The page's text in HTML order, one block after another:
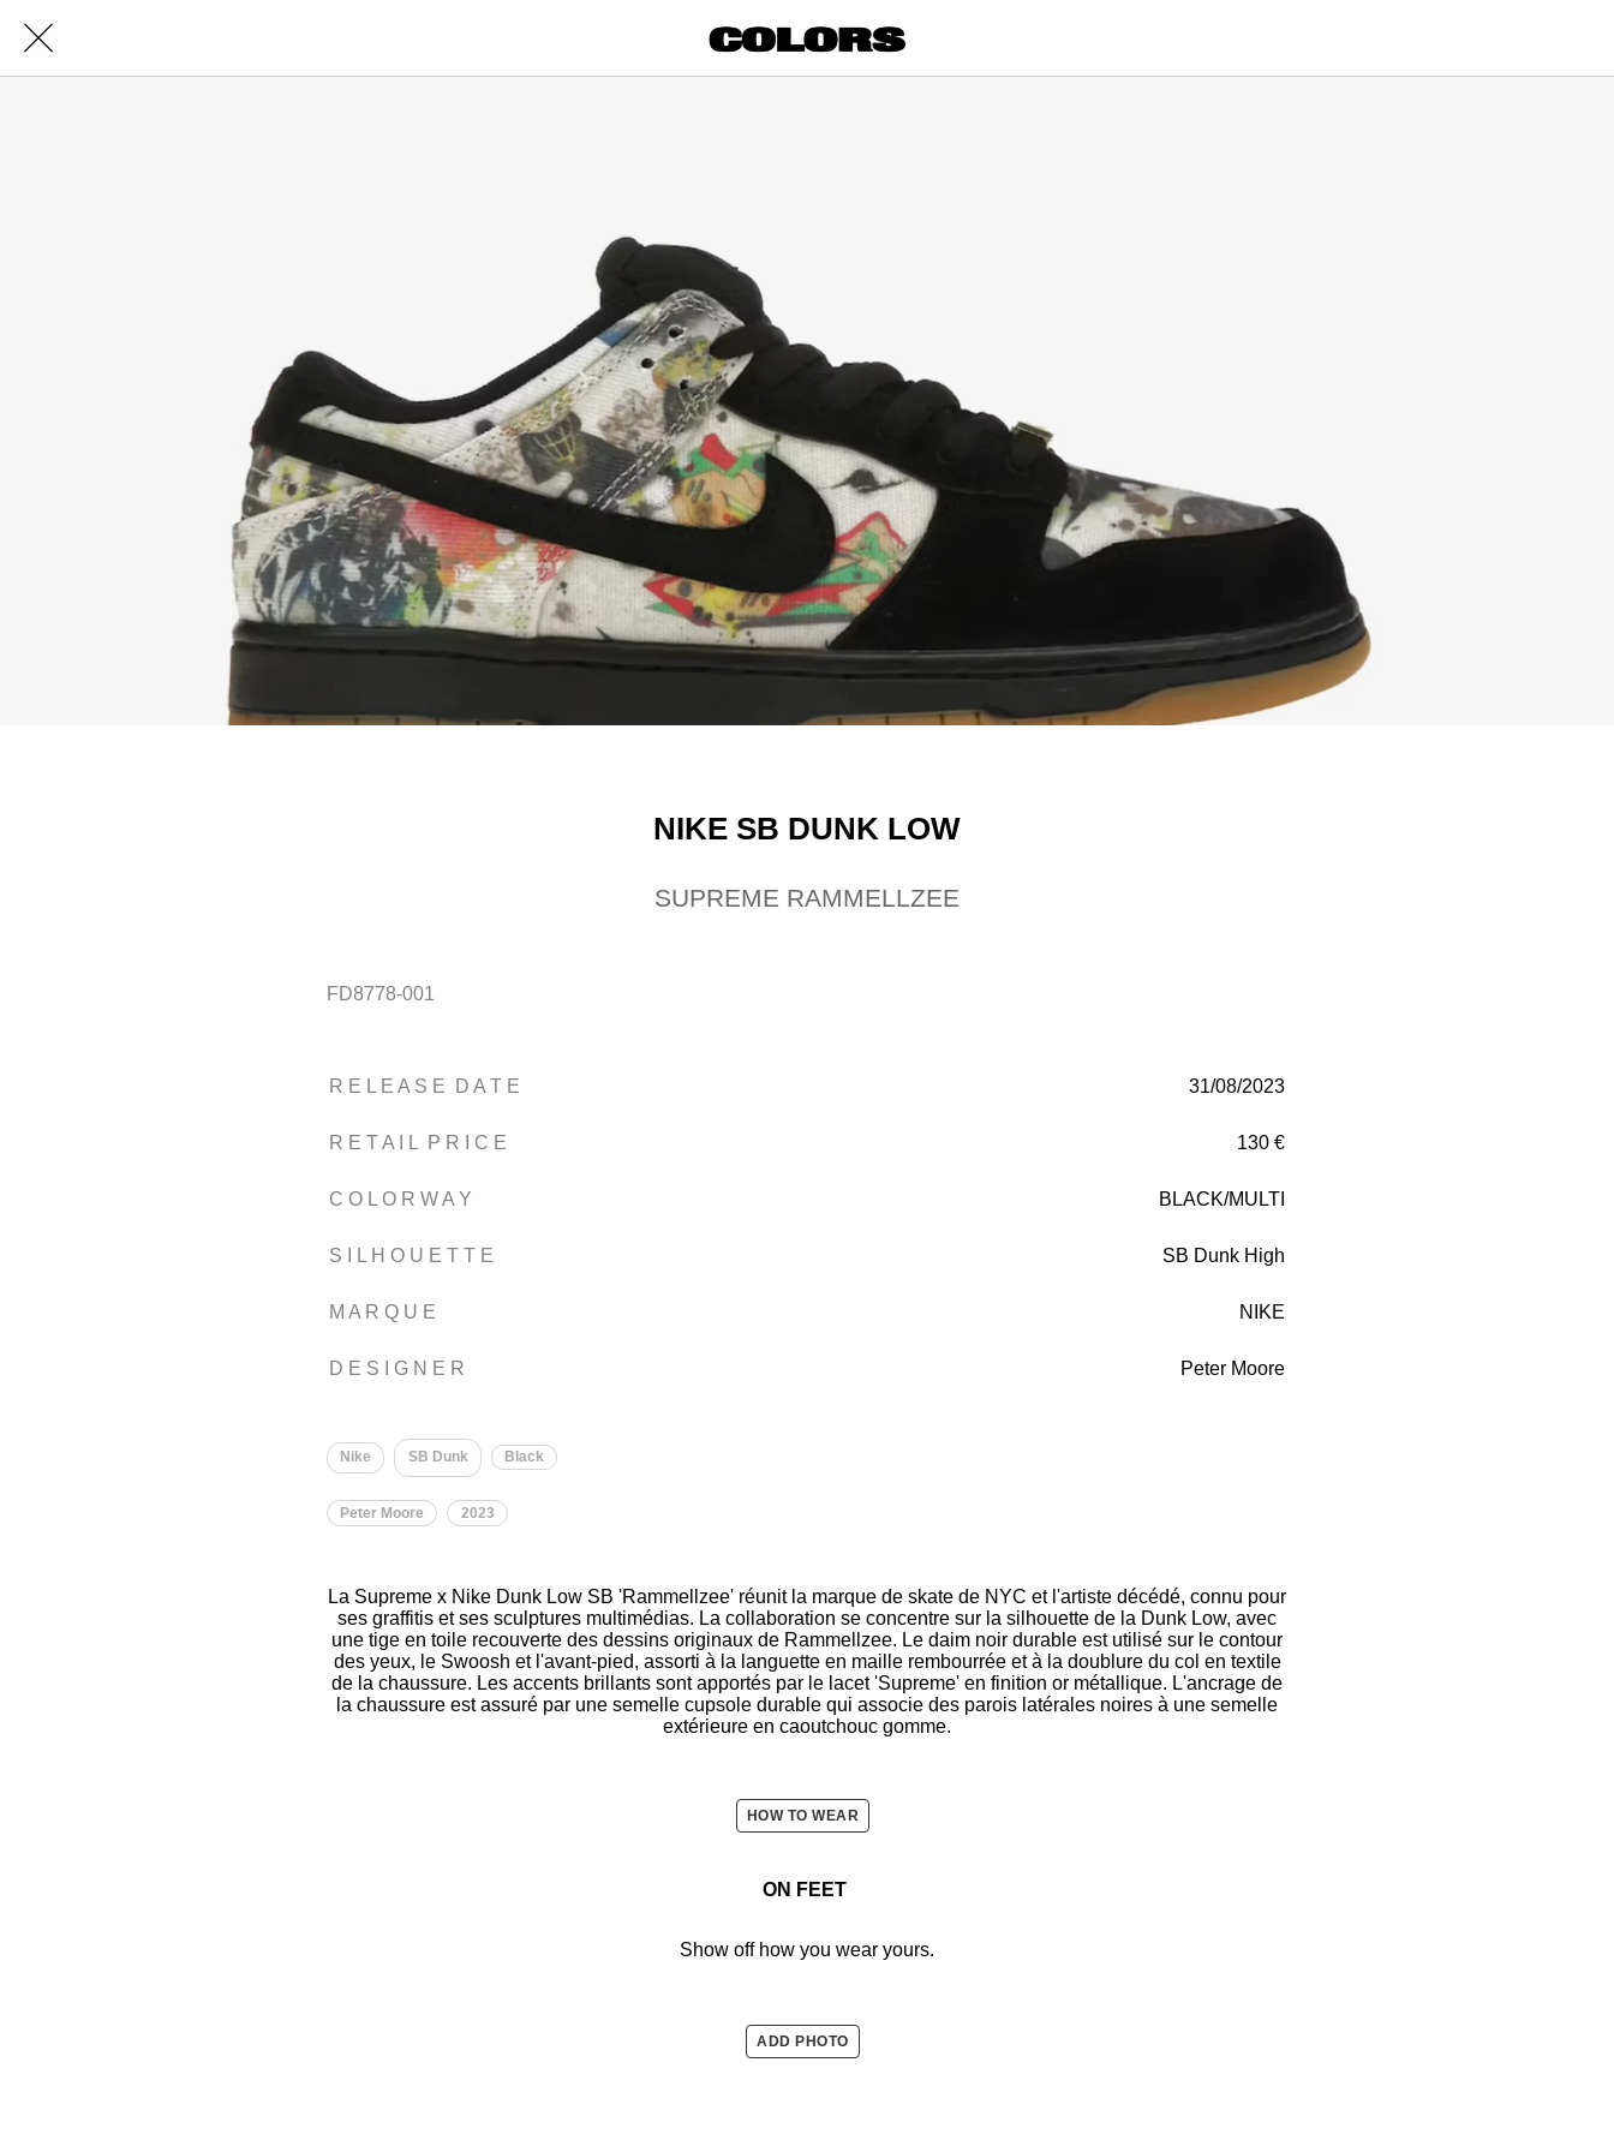
NIKE SB DUNK LOW
SUPREME RAMMELLZEE
FD8778-001
R E L E A S E D A T E 31/08/2023
R E T A I L P R I C E 130 €
C O L O R W A Y BLACK/MULTI
S I L H O U E T T E SB Dunk High
M A R Q U E NIKE
D E S I G N E R Peter Moore
Nike SB Dunk Black
Peter Moore 2023
La Supreme x Nike Dunk Low SB 'Rammellzee' réunit la marque de skate de NYC et l'artiste décédé, connu pour
ses graffitis et ses sculptures multimédias. La collaboration se concentre sur la silhouette de la Dunk Low, avec
une tige en toile recouverte des dessins originaux de Rammellzee. Le daim noir durable est utilisé sur le contour
des yeux, le Swoosh et l'avant-pied, assorti à la languette en maille rembourrée et à la doublure du col en textile
de la chaussure. Les accents brillants sont apportés par le lacet 'Supreme' en finition or métallique. L'ancrage de
la chaussure est assuré par une semelle cupsole durable qui associe des parois latérales noires à une semelle
extérieure en caoutchouc gomme.
HOW TO WEAR
ON FEET
Show off how you wear yours.
ADD PHOTO